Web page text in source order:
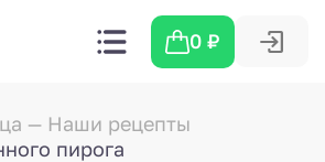
0 ₽
Наши рецепты
пирога